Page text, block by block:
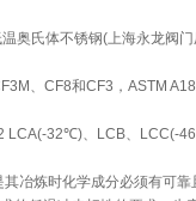
氏体不锈钢(上海永龙阀
、CF8和CF3，ASTM
LCA(-32℃)、LCB、
冶炼时化学成分必须有可